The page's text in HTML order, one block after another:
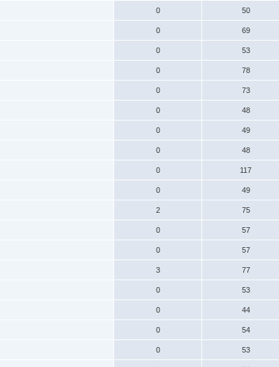
0 50
0 69
0 53
0 78
0 73
0 48
0 49
0 48
0 117
0 49
2 75
0 57
0 57
3 77
0 53
0 44
0 54
0 53